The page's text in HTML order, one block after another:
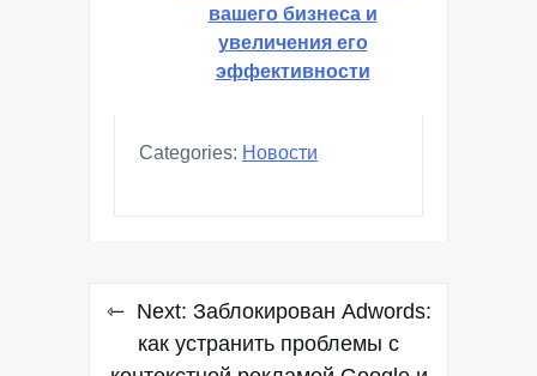
вашего бизнеса и
увеличения его
эффективности
Categories: Новости
Навигация
Next: Заблокирован Adwords:
как устранить проблемы с